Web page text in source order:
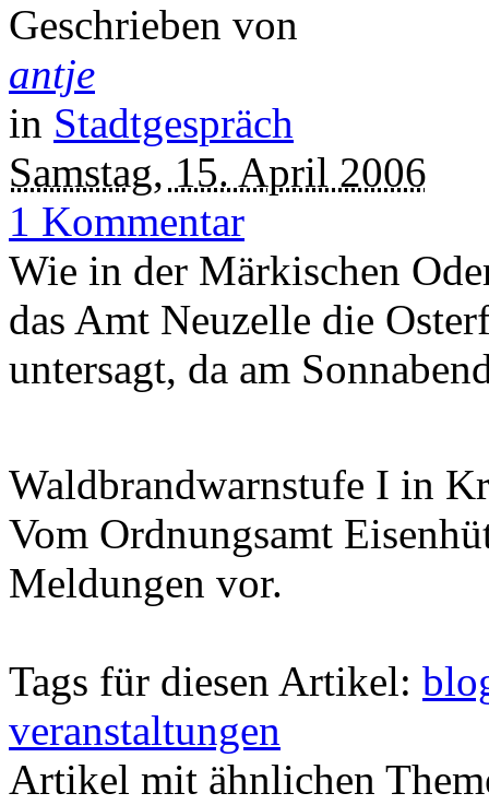
Geschrieben von
antje
in Stadtgespräch
Samstag, 15. April 2006
1 Kommentar
Wie in der Märkischen
das Amt Neuzelle die
untersagt, da am
Waldbrandwarnstufe I in
Vom Ordnungsamt
Meldungen vor.
Tags für diesen Artikel:
veranstaltungen
Artikel mit ähnlichen